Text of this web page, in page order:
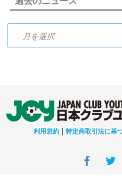
利用規約 | 特定商取引法に基